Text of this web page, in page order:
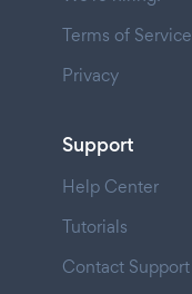
Terms of Service
Privacy
Support
Help Center
Tutorials
Contact Support